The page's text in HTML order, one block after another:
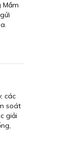
Mầm
các
soát
giải